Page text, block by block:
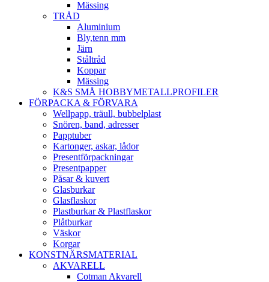
Mässing
TRÅD
Aluminium
Bly,tenn mm
Järn
Ståltråd
Koppar
Mässing
K&S SMÅ HOBBYMETALLPROFILER
FÖRPACKA & FÖRVARA
Wellpapp, träull, bubbelplast
Snören, band, adresser
Papptuber
Kartonger, askar, lådor
Presentförpackningar
Presentpapper
Påsar & kuvert
Glasburkar
Glasflaskor
Plastburkar & Plastflaskor
Plåtburkar
Väskor
Korgar
KONSTNÄRSMATERIAL
AKVARELL
Cotman Akvarell